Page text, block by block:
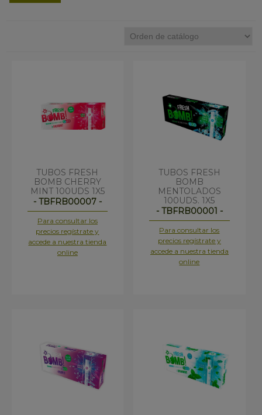
TUBOS FRESH
BOMB CHERRY
MINT 100UDS 1X5
- TBFRB00007 -
Para consultar los
precios regístrate y
accede a nuestra tienda
online
TUBOS FRESH
BOMB
MENTOLADOS
100UDS. 1X5
- TBFRB00001 -
Para consultar los
precios regístrate y
accede a nuestra tienda
online